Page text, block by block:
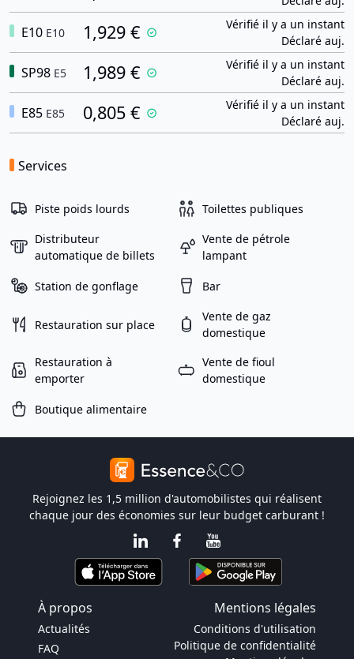
E10 E10 1,929 €
Vérifié il y a un instant
Déclaré auj.
SP98 E5 1,989 €
Vérifié il y a un instant
Déclaré auj.
E85 E85 0,805 €
Vérifié il y a un instant
Déclaré auj.
Services
Piste poids lourds Toilettes publiques
Distributeur
automatique de billets
Vente de pétrole
lampant
Station de gonflage Bar
Restauration sur place
Vente de gaz
domestique
Restauration à
emporter
Vente de fioul
domestique
Boutique alimentaire
Rejoignez les 1,5 million d'automobilistes qui réalisent
chaque jour des économies sur leur budget carburant !
À propos Mentions légales
Actualités
FAQ
Conditions d'utilisation
Politique de confidentialité